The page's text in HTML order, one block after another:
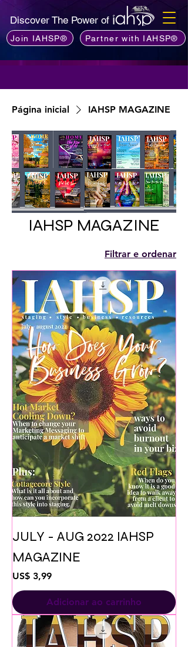
Discover The Power of
Join IAHSP® Partner with IAHSP®
Página inicial IAHSP MAGAZINE
IAHSP MAGAZINE
Filtrar e ordenar
JULY - AUG 2022 IAHSP
MAGAZINE
Preço
US$ 3,99
Adicionar ao carrinho